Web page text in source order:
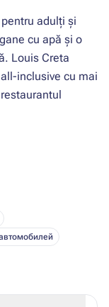
adulți și
cu apă și o
Louis Creta
inclusive cu mai